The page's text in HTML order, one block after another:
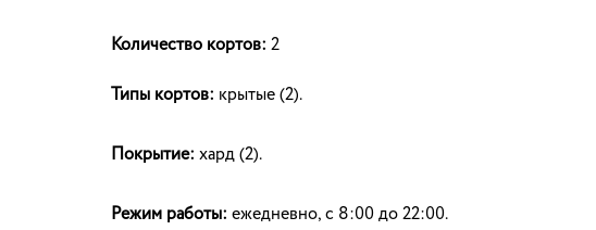
Количество кортов: 2
Типы кортов: крытые (2).
Покрытие: хард (2).
Режим работы: ежедневно, с 8:00 до 22:00.